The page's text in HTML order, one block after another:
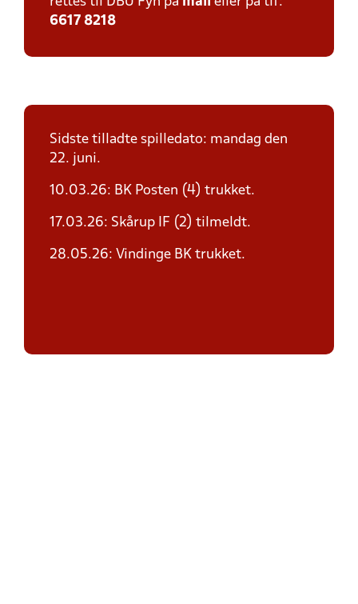
6617 8218
Sidste tilladte spilledato: mandag den
22. juni.
10.03.26: BK Posten (4) trukket.
17.03.26: Skårup IF (2) tilmeldt.
28.05.26: Vindinge BK trukket.